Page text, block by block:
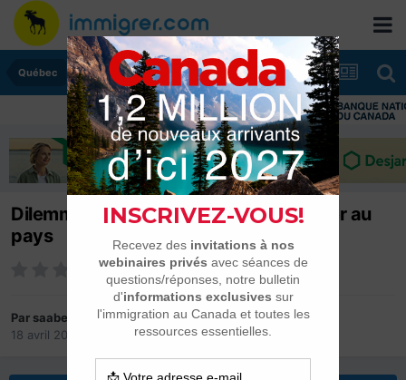
Québec
Dilemme. Immigrer au Québec ou rester au
pays
Par saabe
18 avril 2023
Québec